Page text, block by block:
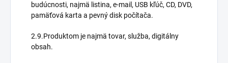
budúcnosti, najmä listina, e-mail, USB kľúč, CD, DVD,
pamäťová karta a pevný disk počítača.
2.9.Produktom je najmä tovar, služba, digitálny
obsah.